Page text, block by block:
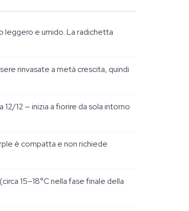
leggero e umido. La radichetta
rinvasate a metà crescita, quindi
12 — inizia a fiorire da sola intorno
è compatta e non richiede
15–18°C nella fase finale della